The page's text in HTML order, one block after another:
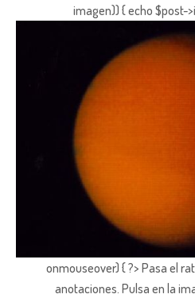
imagen)) { echo $post-
onmouseover) { ?> Pasa el
anotaciones. Pulsa en la